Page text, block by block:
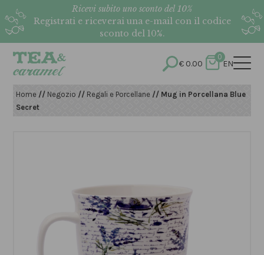
Ricevi subito uno sconto del 10%
Registrati e riceverai una e-mail con il codice
sconto del 10%.
€0.00
0
EN
Home // Negozio // Regali e Porcellane // Mug in Porcellana Blue
Secret